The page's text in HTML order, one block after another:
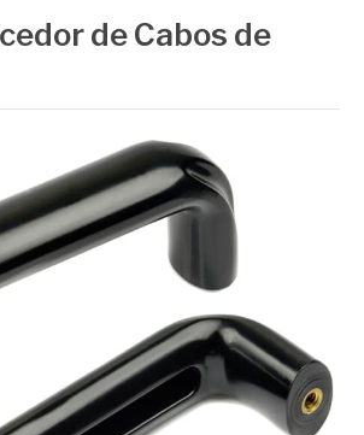
de Cabos de